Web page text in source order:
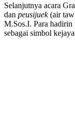
Selanjutnya acara
dan peusijuek(air
M.Sos.I. Para
sebagai simbol